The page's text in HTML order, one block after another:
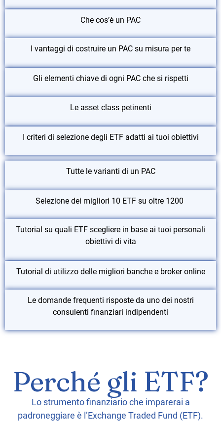
Che cos’è un PAC
I vantaggi di costruire un PAC su misura per te
Gli elementi chiave di ogni PAC che si rispetti
Le asset class petinenti
I criteri di selezione degli ETF adatti ai tuoi obiettivi
Tutte le varianti di un PAC
Selezione dei migliori 10 ETF su oltre 1200
Tutorial su quali ETF scegliere in base ai tuoi personali
obiettivi di vita
Tutorial di utilizzo delle migliori banche e broker online
Le domande frequenti risposte da uno dei nostri
consulenti finanziari indipendenti
Perché gli ETF?
Lo strumento finanziario che imparerai a
padroneggiare è l’Exchange Traded Fund (ETF).